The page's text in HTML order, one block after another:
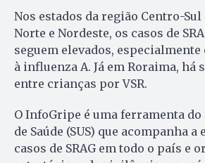
Nos estados da região Centro-Sul
Norte e Nordeste, os casos de
seguem elevados,
à influenza A. Já em Roraima, há
entre crianças por VSR.
O InfoGripe é uma ferramenta do
de Saúde (SUS) que acompanha a
casos de SRAG em todo o país e